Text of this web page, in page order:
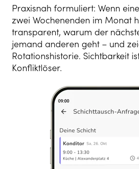
Praxisnah formuliert: Wenn
zwei Wochenenden im Monat
transparent, warum der
jemand anderen geht – und
Rotationshistorie. Sichtbarkeit
Konfliktlöser.